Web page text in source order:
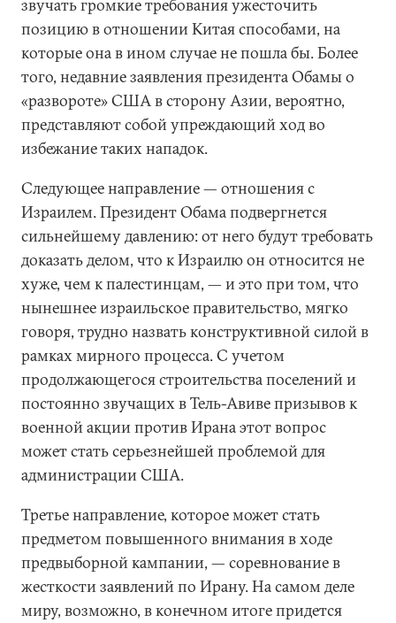
звучать громкие требования ужесточить
позицию в отношении Китая способами, на
которые она в ином случае не пошла бы. Более
того, недавние заявления президента Обамы о
«развороте» США в сторону Азии, вероятно,
представляют собой упреждающий ход во
избежание таких нападок.
Следующее направление — отношения с
Израилем. Президент Обама подвергнется
сильнейшему давлению: от него будут требовать
доказать делом, что к Израилю он относится не
хуже, чем к палестинцам, — и это при том, что
нынешнее израильское правительство, мягко
говоря, трудно назвать конструктивной силой в
рамках мирного процесса. С учетом
продолжающегося строительства поселений и
постоянно звучащих в Тель-Авиве призывов к
военной акции против Ирана этот вопрос
может стать серьезнейшей проблемой для
администрации США.
Третье направление, которое может стать
предметом повышенного внимания в ходе
предвыборной кампании, — соревнование в
жесткости заявлений по Ирану. На самом деле
миру, возможно, в конечном итоге придется